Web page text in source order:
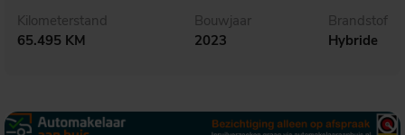
Kilometerstand
65.495 KM
Bouwjaar
2023
Brandstof
Hybride